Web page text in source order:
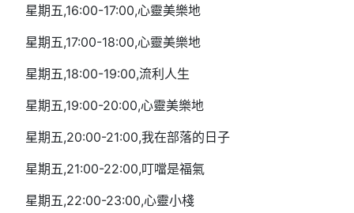
星期五,16:00-17:00,心靈美樂地
星期五,17:00-18:00,心靈美樂地
星期五,18:00-19:00,流利人生
星期五,19:00-20:00,心靈美樂地
星期五,20:00-21:00,我在部落的日子
星期五,21:00-22:00,叮噹是福氣
星期五,22:00-23:00,心靈小棧